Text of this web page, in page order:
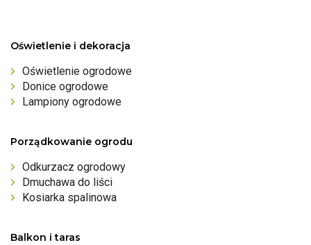
Oświetlenie i dekoracja
Oświetlenie ogrodowe
Donice ogrodowe
Lampiony ogrodowe
Porządkowanie ogrodu
Odkurzacz ogrodowy
Dmuchawa do liści
Kosiarka spalinowa
Balkon i taras